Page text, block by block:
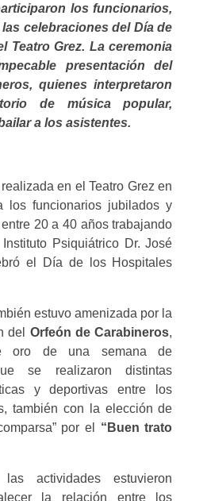
los funcionarios,
celebraciones del Día de
Teatro Grez. La ceremonia
presentación del
quienes interpretaron
de música popular,
a los asistentes.
en el Teatro Grez en
los funcionarios jubilados y
20 a 40 años trabajando
Psiquiátrico Dr. José
el Día de los Hospitales
estuvo amenizada por la
del Orfeón de Carabineros,
oro de una semana de
se realizaron distintas
y deportivas entre los
también con la elección de
por el “Buen trato
actividades estuvieron
la relación entre los